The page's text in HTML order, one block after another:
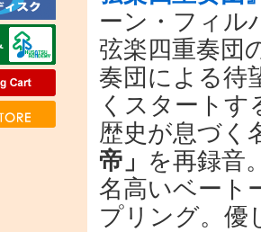
ーン・フィル
弦楽四重奏団
奏団による待
くスタート
歴史が息づく
帝」 を再録音
名高いベート
プリング。優